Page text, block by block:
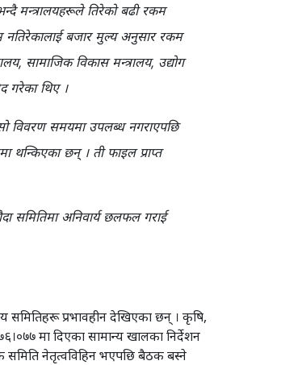
मन्त्रालयहरूले तिरेको बढी रकम
नतिरेकालाई बजार मुल्य अनुसार रकम
सामाजिक विकास मन्त्रालय, उद्योग
गरेका थिए ।
विवरण समयमा उपलब्ध नगराएपछि
थन्किएका छन् । ती फाइल प्राप्त
समितिमा अनिवार्य छलफल गराई
समितिहरू प्रभावहीन देखिएका छन् । कृषि,
मा दिएका सामान्य खालका निर्देशन
समिति नेतृत्वविहिन भएपछि बैठक बस्ने